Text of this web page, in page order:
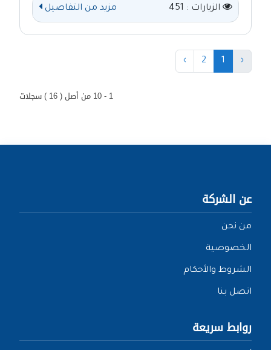
الزيارات : 451 مزيد من التفاصيل
‹
1
2
›
1 - 10 من أصل ( 16 ) سجلات
عن الشركة
من نحن
الخصوصية
الشروط والأحكام
اتصل بنا
روابط سريعة